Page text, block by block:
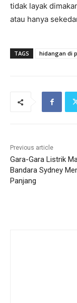
tidak layak
atau hanya
TAGS hidangan di
Previous article
Gara-Gara Listrik
Bandara Sydney
Panjang